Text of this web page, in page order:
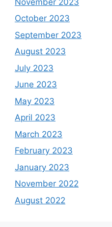
October 2023
September 2023
August 2023
July 2023
June 2023
May 2023
April 2023
March 2023
February 2023
January 2023
November 2022
August 2022